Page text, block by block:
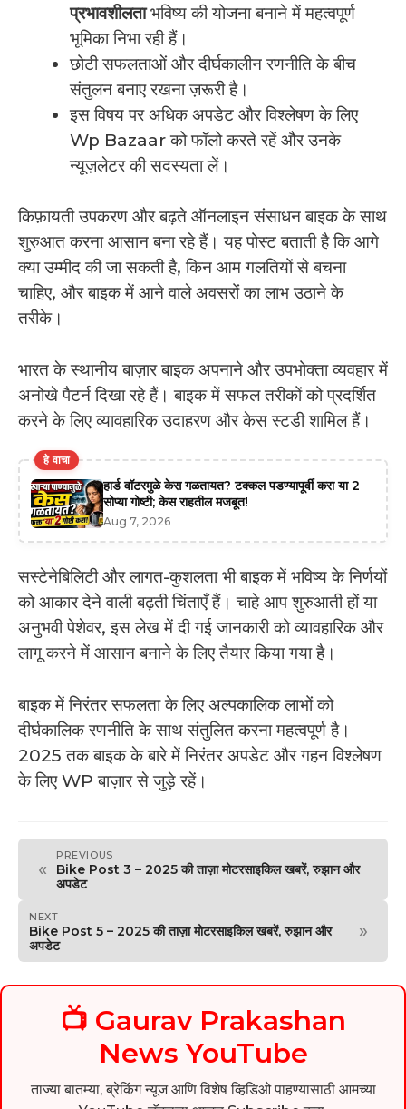
प्रभावशीलताभविष्य की योजना बनाने में महत्वपूर्ण
भूमिका निभा रही हैं।
छोटी सफलताओं और दीर्घकालीन रणनीति के बीच
संतुलन बनाए रखना ज़रूरी है।
इस विषय पर अधिक अपडेट और विश्लेषण के लिए
Wp Bazaar को फॉलो करते रहें और उनके
न्यूज़लेटर की सदस्यता लें।
किफ़ायती उपकरण और बढ़ते ऑनलाइन संसाधन बाइक के साथ
शुरुआत करना आसान बना रहे हैं। यह पोस्ट बताती है कि आगे
क्या उम्मीद की जा सकती है, किन आम गलतियों से बचना
चाहिए, और बाइक में आने वाले अवसरों का लाभ उठाने के
तरीके।
भारत के स्थानीय बाज़ार बाइक अपनाने और उपभोक्ता व्यवहार में
अनोखे पैटर्न दिखा रहे हैं। बाइक में सफल तरीकों को प्रदर्शित
करने के लिए व्यावहारिक उदाहरण और केस स्टडी शामिल हैं।
हे वाचा
हार्ड वॉटरमुळे केस गळतायत? टक्कल पडण्यापूर्वी करा या 2
सोप्या गोष्टी; केस राहतील मजबूत!
Aug 7, 2026
सस्टेनेबिलिटी और लागत-कुशलता भी बाइक में भविष्य के निर्णयों
को आकार देने वाली बढ़ती चिंताएँ हैं। चाहे आप शुरुआती हों या
अनुभवी पेशेवर, इस लेख में दी गई जानकारी को व्यावहारिक और
लागू करने में आसान बनाने के लिए तैयार किया गया है।
बाइक में निरंतर सफलता के लिए अल्पकालिक लाभों को
दीर्घकालिक रणनीति के साथ संतुलित करना महत्वपूर्ण है।
2025 तक बाइक के बारे में निरंतर अपडेट और गहन विश्लेषण
के लिए WP बाज़ार से जुड़े रहें।
«
PREVIOUS
Bike Post 3 – 2025 की ताज़ा मोटरसाइकिल खबरें, रुझान और
अपडेट
NEXT
Bike Post 5 – 2025 की ताज़ा मोटरसाइकिल खबरें, रुझान और
अपडेट
»
📺 Gaurav Prakashan
News YouTube
ताज्या बातम्या, ब्रेकिंग न्यूज आणि विशेष व्हिडिओ पाहण्यासाठी आमच्या